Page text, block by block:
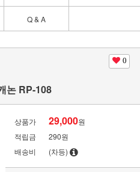
Q & A
0
논 RP-108
상품가 29,000원
적립금
290원
배송비
(차등)